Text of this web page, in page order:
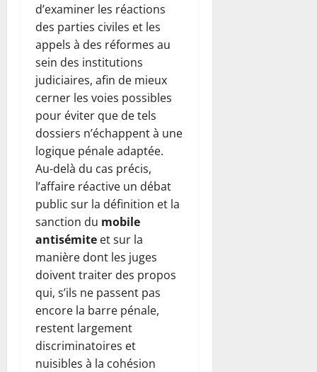
d’examiner les réactions
des parties civiles et les
appels à des réformes au
sein des institutions
judiciaires, afin de mieux
cerner les voies possibles
pour éviter que de tels
dossiers n’échappent à une
logique pénale adaptée.
Au-delà du cas précis,
l’affaire réactive un débat
public sur la définition et la
sanction du mobile
antisémite et sur la
manière dont les juges
doivent traiter des propos
qui, s’ils ne passent pas
encore la barre pénale,
restent largement
discriminatoires et
nuisibles à la cohésion